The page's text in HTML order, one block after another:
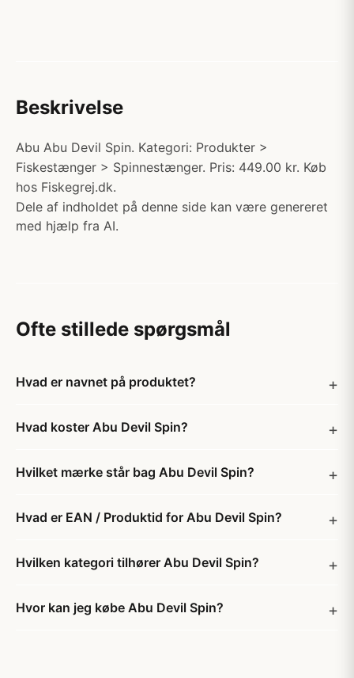
Beskrivelse
Abu Abu Devil Spin. Kategori: Produkter >
Fiskestænger > Spinnestænger. Pris: 449.00 kr. Køb
hos Fiskegrej.dk.
Dele af indholdet på denne side kan være genereret
med hjælp fra AI.
Ofte stillede spørgsmål
Hvad er navnet på produktet?
Hvad koster Abu Devil Spin?
Hvilket mærke står bag Abu Devil Spin?
Hvad er EAN / Produktid for Abu Devil Spin?
Hvilken kategori tilhører Abu Devil Spin?
Hvor kan jeg købe Abu Devil Spin?